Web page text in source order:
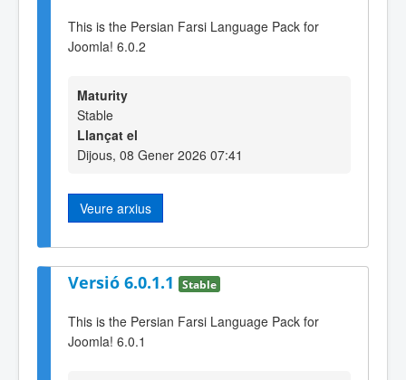
This is the Persian Farsi Language Pack for
Joomla! 6.0.2
Maturity
Stable
Llançat el
Dijous, 08 Gener 2026 07:41
Veure arxius
Versió 6.0.1.1 Stable
This is the Persian Farsi Language Pack for
Joomla! 6.0.1